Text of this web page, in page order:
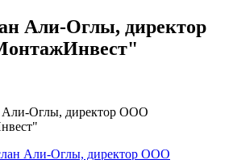
Али-Оглы, директор
Али-Оглы, директор ООО
Али-Оглы, директор ООО